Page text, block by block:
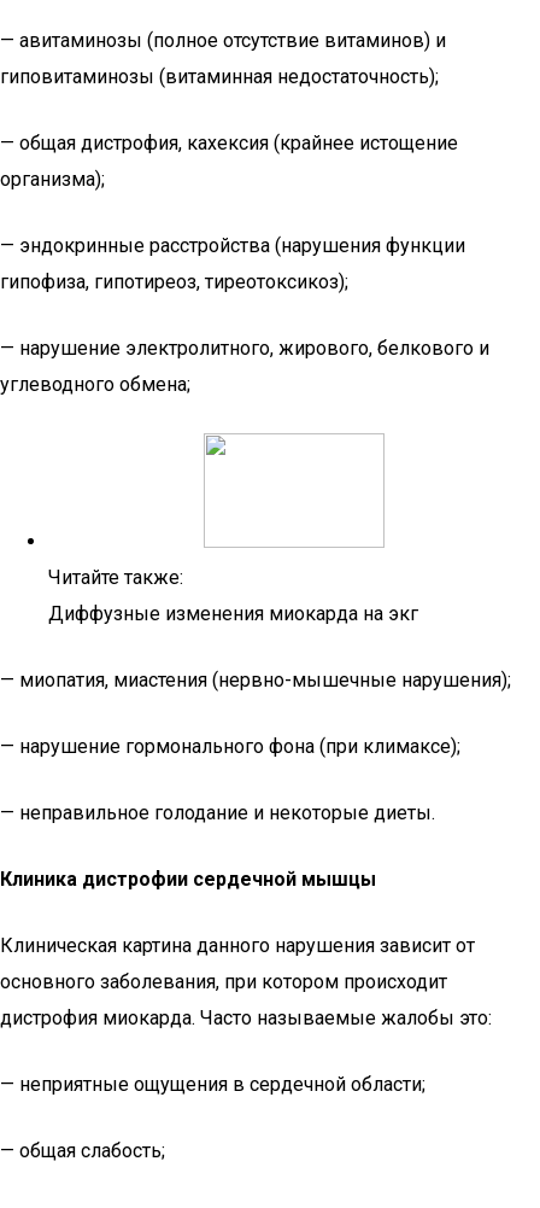
— авитаминозы (полное отсутствие витаминов) и
гиповитаминозы (витаминная недостаточность);
— общая дистрофия, кахексия (крайнее истощение
организма);
— эндокринные расстройства (нарушения функции
гипофиза, гипотиреоз, тиреотоксикоз);
— нарушение электролитного, жирового, белкового и
углеводного обмена;
Читайте также:
Диффузные изменения миокарда на экг
— миопатия, миастения (нервно-мышечные нарушения);
— нарушение гормонального фона (при климаксе);
— неправильное голодание и некоторые диеты.
Клиника дистрофии сердечной мышцы
Клиническая картина данного нарушения зависит от
основного заболевания, при котором происходит
дистрофия миокарда. Часто называемые жалобы это:
— неприятные ощущения в сердечной области;
— общая слабость;